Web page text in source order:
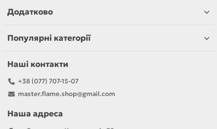
Додатково
Популярні категорії
Наші контакти
+38 (077) 707-15-07
master.flame.shop@gmail.com
Наша адреса